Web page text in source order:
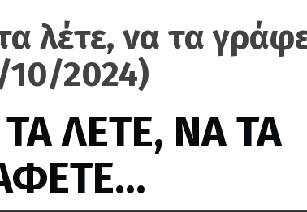
λέτε, να τα
2024)
ΛΕΤΕ, ΝΑ ΤΑ